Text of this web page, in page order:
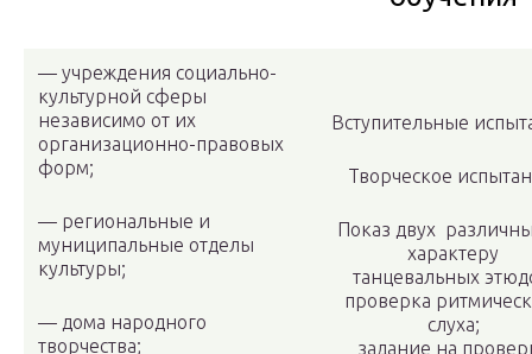
— учреждения социально-
культурной сферы
независимо от их
организационно-правовых
форм;
— региональные и
муниципальные отделы
культуры;
— дома народного
творчества;
Вступительные
Творческое
Показ двух
характеру
танцевальных
проверка
слуха;
задание на